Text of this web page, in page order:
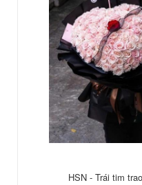
HSN - Trái tim